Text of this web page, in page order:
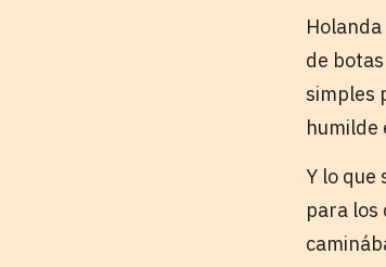
de
simples
humilde
Y lo que
para los